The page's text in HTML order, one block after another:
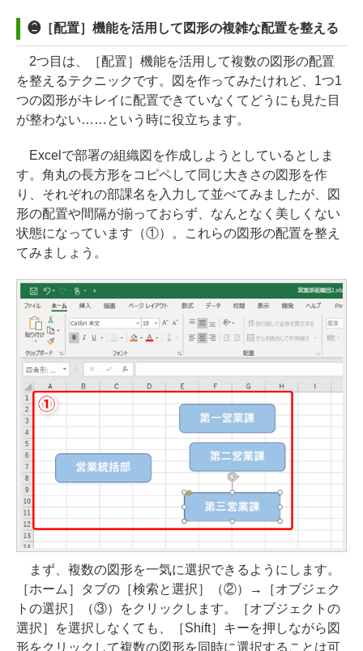
❷［配置］機能を活用して図形の複雑な配置を整える
2つ目は、［配置］機能を活用して複数の図形の配置
を整えるテクニックです。図を作ってみたけれど、1つ1
つの図形がキレイに配置できていなくてどうにも見た目
が整わない……という時に役立ちます。
Excelで部署の組織図を作成しようとしているとしま
す。角丸の長方形をコピペして同じ大きさの図形を作
り、それぞれの部課名を入力して並べてみましたが、図
形の配置や間隔が揃っておらず、なんとなく美しくない
状態になっています（①）。これらの図形の配置を整え
てみましょう。
まず、複数の図形を一気に選択できるようにします。
［ホーム］タブの［検索と選択］（②）→［オブジェク
トの選択］（③）をクリックします。［オブジェクトの
選択］を選択しなくても、［Shift］キーを押しながら図
形をクリックして複数の図形を同時に選択することは可